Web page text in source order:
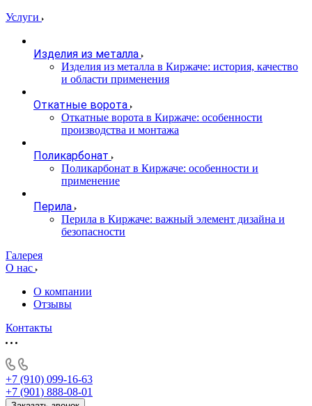
Услуги
Изделия из металла
Изделия из металла в Киржаче: история, качество
и области применения
Откатные ворота
Откатные ворота в Киржаче: особенности
производства и монтажа
Поликарбонат
Поликарбонат в Киржаче: особенности и
применение
Перила
Перила в Киржаче: важный элемент дизайна и
безопасности
Галерея
О нас
О компании
Отзывы
Контакты
+7 (910) 099-16-63
+7 (901) 888-08-01